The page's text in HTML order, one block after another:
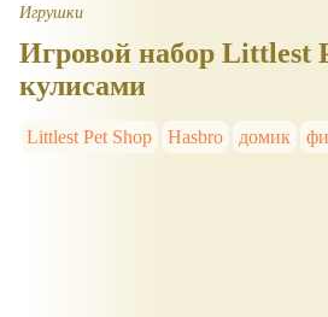
Игрушки
Игровой набор Littlest
кулисами
Littlest Pet Shop Hasbro домик